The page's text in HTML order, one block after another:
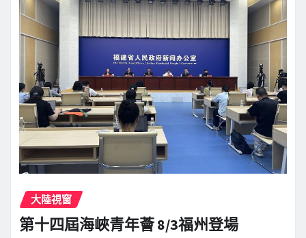
大陸視窗
第十四屆海峽青年薈 8/3福州登場